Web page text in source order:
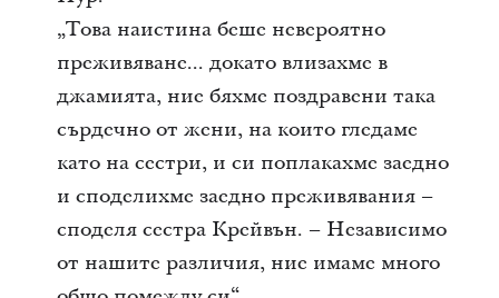
„Това наистина беше невероятно
преживяване... докато влизахме в
джамията, ние бяхме поздравени така
сърдечно от жени, на които гледаме
като на сестри, и си поплакахме заедно
и споделихме заедно преживявания –
споделя сестра Крейвън. – Независимо
от нашите различия, ние имаме много